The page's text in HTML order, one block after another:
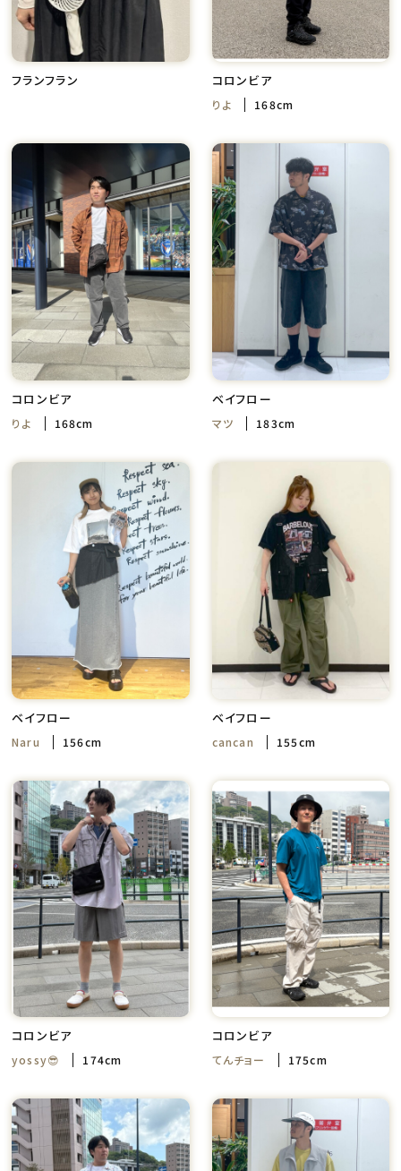
フランフラン コロンビア
りよ 168cm
コロンビア
りよ 168cm
ベイフロー
マツ 183cm
ベイフロー
Naru 156cm
ベイフロー
cancan 155cm
コロンビア
yossy😎 174cm
コロンビア
てんチョー 175cm